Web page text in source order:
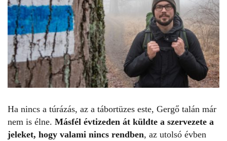
Ha nincs a túrázás, az a tábortüzes este, Gergő talán már
nem is élne. Másfél évtizeden át küldte a szervezete a
jeleket, hogy valami nincs rendben, az utolsó évben